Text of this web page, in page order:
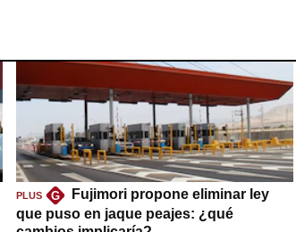
PLUS G
Fujimori propone eliminar ley
que puso en jaque peajes: ¿qué